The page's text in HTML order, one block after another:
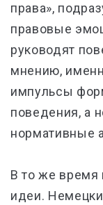
права»,
правовые
руководят
мнению,
импульсы
поведения, а
нормативные
В то же время
идеи.